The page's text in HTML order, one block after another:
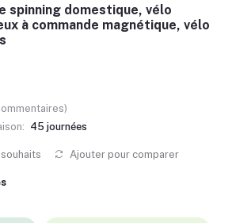
spinning domestique, vélo
à commande magnétique, vélo
45 journées
Ajouter pour comparer